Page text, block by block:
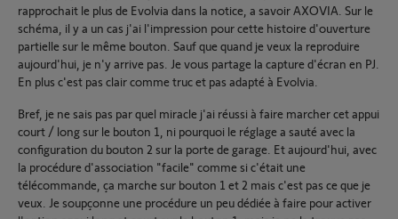
rapprochait le plus de Evolvia dans la notice, a savoir AXOVIA. Sur le
schéma, il y a un cas j'ai l'impression pour cette histoire d'ouverture
partielle sur le même bouton. Sauf que quand je veux la reproduire
aujourd'hui, je n'y arrive pas. Je vous partage la capture d'écran en PJ.
En plus c'est pas clair comme truc et pas adapté à Evolvia.
Bref, je ne sais pas par quel miracle j'ai réussi à faire marcher cet appui
court / long sur le bouton 1, ni pourquoi le réglage a sauté avec la
configuration du bouton 2 sur la porte de garage. Et aujourd'hui, avec
la procédure d'association "facile" comme si c'était une
télécommande, ça marche sur bouton 1 et 2 mais c'est pas ce que je
veux. Je soupçonne une procédure un peu dédiée à faire pour activer